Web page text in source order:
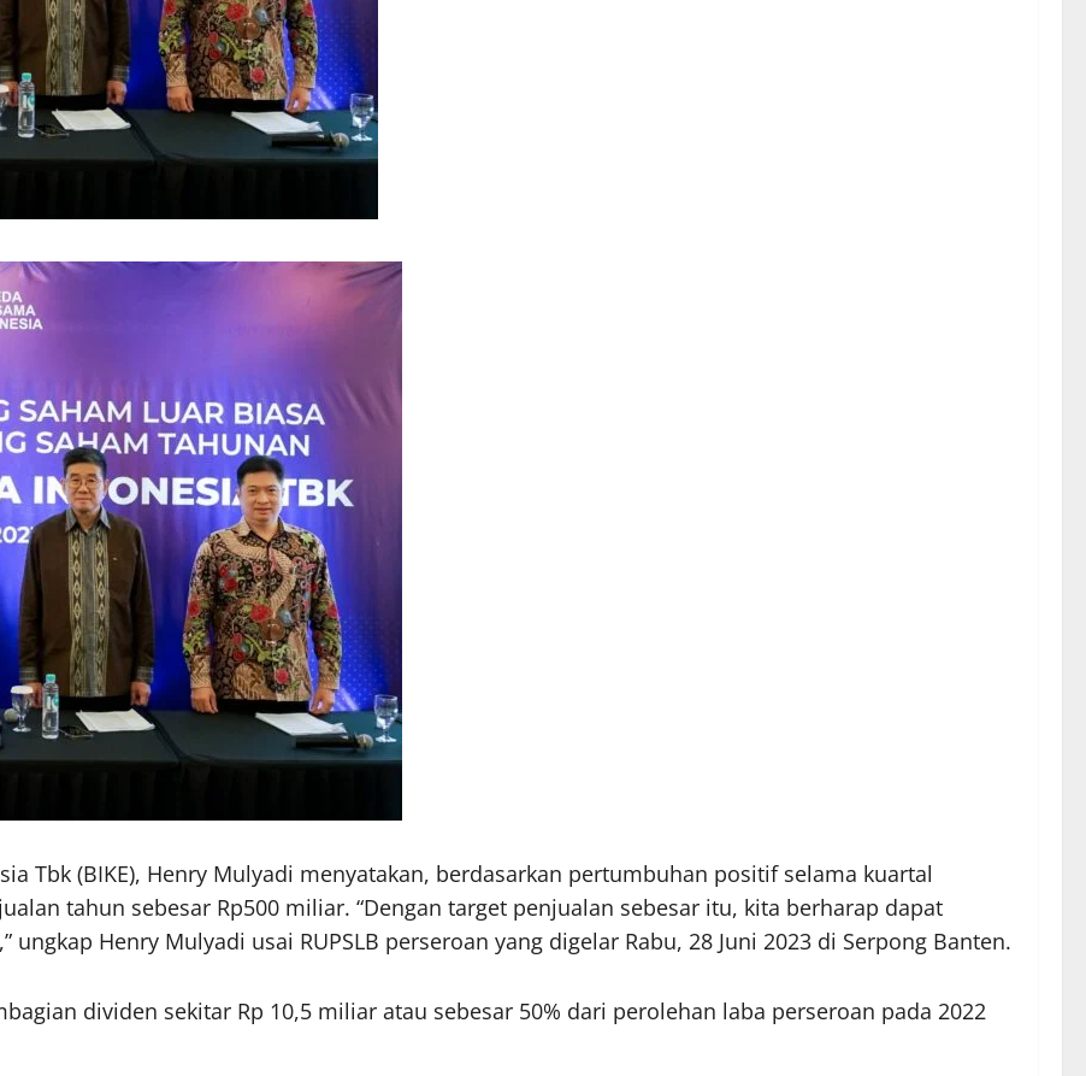
Tbk (BIKE), Henry Mulyadi menyatakan, berdasarkan pertumbuhan positif selama kuartal
tahun sebesar Rp500 miliar. “Dengan target penjualan sebesar itu, kita berharap dapat
Henry Mulyadi usai RUPSLB perseroan yang digelar Rabu, 28 Juni 2023 di Serpong Banten.
dividen sekitar Rp 10,5 miliar atau sebesar 50% dari perolehan laba perseroan pada 2022